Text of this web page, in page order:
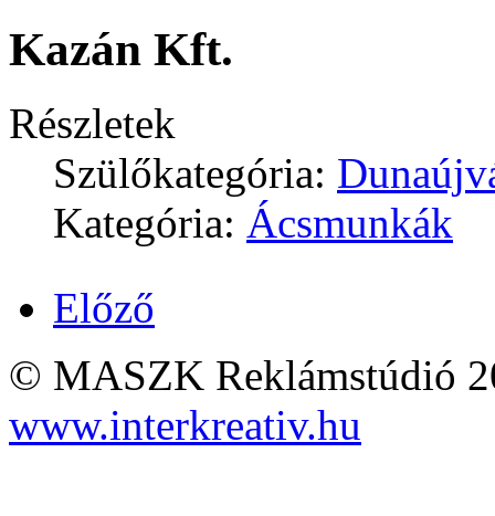
Kazán Kft.
Részletek
Szülőkategória:
Kategória: Ácsmunkák
Előző
© MASZK Reklámstúdió
www.interkreativ.hu